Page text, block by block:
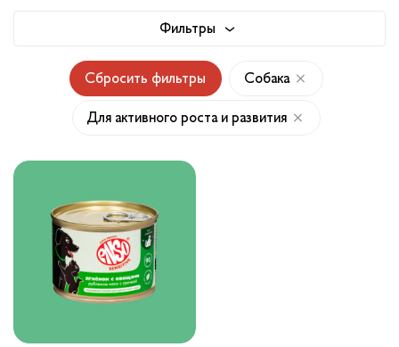
Обратная связь
Вопрос-ответ
Фильтры
Сбросить фильтры Собака
Для активного роста и развития